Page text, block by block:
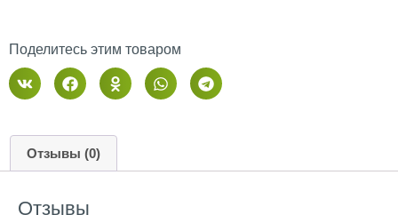
Поделитесь этим товаром
Отзывы (0)
Отзывы